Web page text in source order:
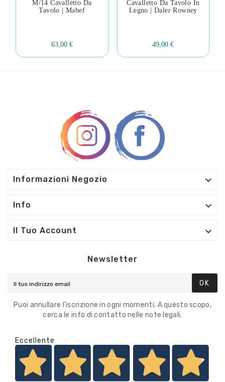
M/14 Cavalletto Da
Tavolo | Mabef
63,00 €
Cavalletto Da Tavolo In
Legno | Daler Rowney
49,00 €
Informazioni Negozio 
Info 
Il Tuo Account 
Newsletter
OK
Puoi annullare l'iscrizione in ogni momenti. A questo scopo,
cerca le info di contatto nelle note legali.
Eccellente